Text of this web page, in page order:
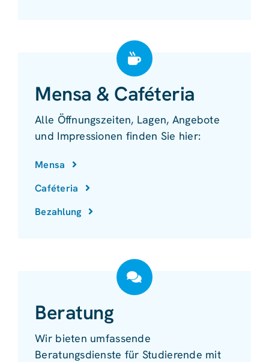
Mensa & Caféteria
Alle Öffnungszeiten, Lagen, Angebote
und Impressionen finden Sie hier:
Mensa
Caféteria
Bezahlung
Beratung
Wir bieten umfassende
Beratungsdienste für Studierende mit